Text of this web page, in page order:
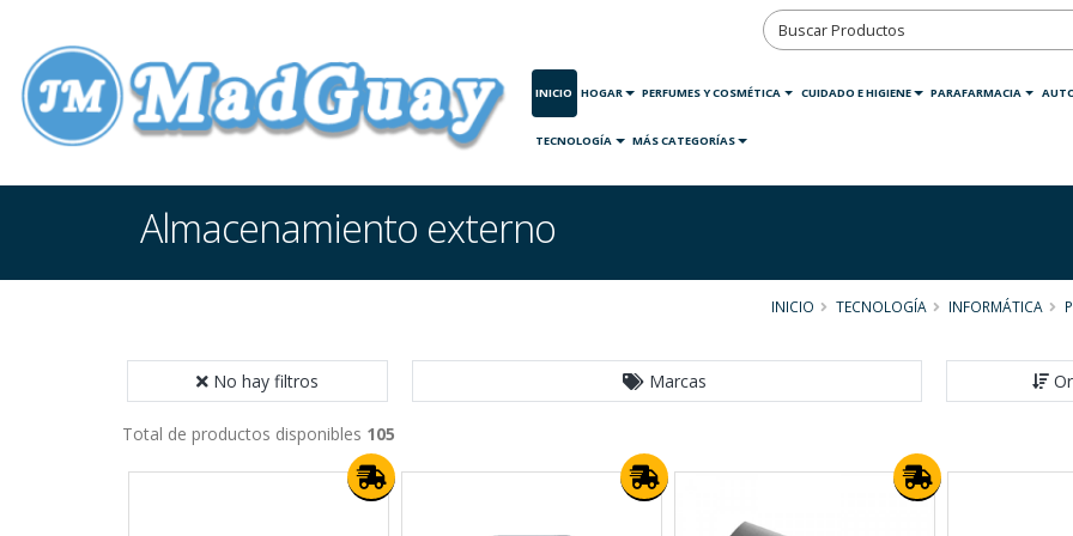
INICIO HOGAR PERFUMES Y COSMÉTICA CUIDADO E HIGIENE PARAFARMACIA
TECNOLOGÍA MÁS CATEGORÍAS
Almacenamiento externo
INICIO TECNOLOGÍA INFORMÁTICA
No hay filtros Marcas
Total de productos disponibles 105